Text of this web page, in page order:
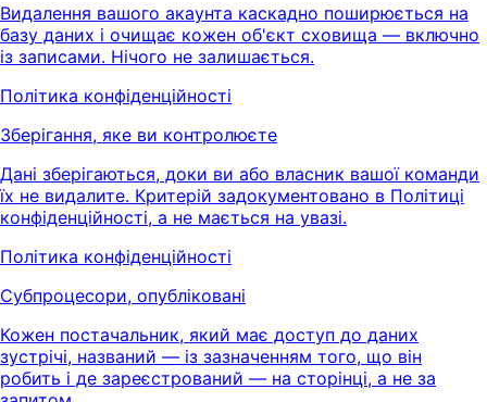
Видалення вашого акаунта каскадно поширюється на
базу даних і очищає кожен об'єкт сховища — включно
із записами. Нічого не залишається.
Політика конфіденційності
Зберігання, яке ви контролюєте
Дані зберігаються, доки ви або власник вашої команди
їх не видалите. Критерій задокументовано в Політиці
конфіденційності, а не мається на увазі.
Політика конфіденційності
Субпроцесори, опубліковані
Кожен постачальник, який має доступ до даних
зустрічі, названий — із зазначенням того, що він
робить і де зареєстрований — на сторінці, а не за